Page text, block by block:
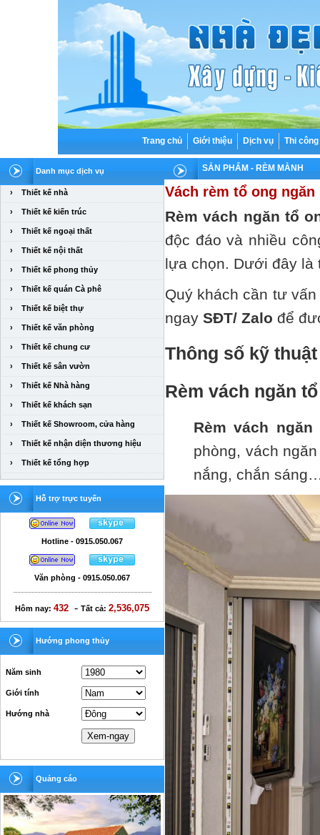
Trang chủ Giới thiệu Dịch vụ Thi công
Danh mục dịch vụ
› Thiết kế nhà
› Thiết kế kiến trúc
› Thiết kế ngoại thất
› Thiết kế nội thất
› Thiết kế phong thủy
› Thiết kế quán Cà phê
› Thiết kế biệt thự
› Thiết kế văn phòng
› Thiết kế chung cư
› Thiết kế sân vườn
› Thiết kế Nhà hàng
› Thiết kế khách sạn
› Thiết kế Showroom, cửa hàng
› Thiết kế nhận diện thương hiệu
› Thiết kế tổng hợp
Hỗ trợ trực tuyến
Hotline - 0915.050.067
Văn phòng - 0915.050.067
Hôm nay: 432 - Tất cả: 2,536,075
Hướng phong thủy
Năm sinh
Giới tính
Hướng nhà
Quảng cáo
SẢN PHẨM - RÈM MÀNH
Vách rèm tổ ong
Rèm vách ngăn tổ
độc đáo và nhiều
lựa chọn. Dưới đây là
Quý khách cần tư
ngay SĐT/ Zalo để
Thông số kỹ
Rèm vách ngăn
Rèm vách
phòng, vách
nắng, chắn